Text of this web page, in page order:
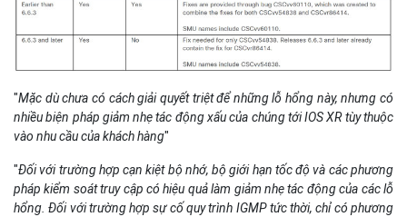
"Mặc dù chưa có cách giải quyết triệt để những lỗ hổng này, nhưng có
nhiều biện pháp giảm nhẹ tác động xấu của chúng tới IOS XR tùy thuộc
vào nhu cầu của khách hàng"
"Đối với trường hợp cạn kiệt bộ nhớ, bộ giới hạn tốc độ và các phương
pháp kiểm soát truy cập có hiệu quả làm giảm nhẹ tác động của các lỗ
hổng. Đối với trường hợp sự cố quy trình IGMP tức thời, chỉ có phương